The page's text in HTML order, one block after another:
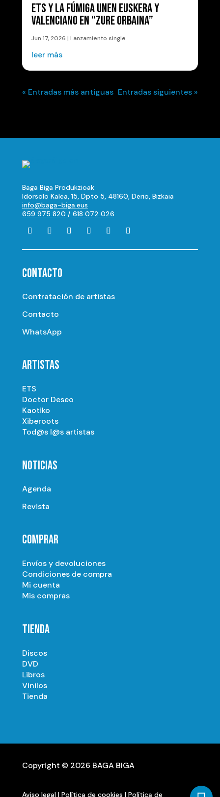
ETS Y LA FÚMIGA UNEN EUSKERA Y
VALENCIANO EN “ZURE ORBAINA”
Jun 17, 2026 | Lanzamiento single
leer más
« Entradas más antiguas Entradas siguientes »
Baga Biga Produkzioak
Idorsolo Kalea, 15, Dpto 5, 48160, Derio, Bizkaia
info@baga-biga.eus
659 975 820 / 618 072 026
CONTACTO
Contratación de artistas
Contacto
WhatsApp
ARTISTAS
ETS
Doctor Deseo
Kaotiko
Xiberoots
Tod@s l@s artistas
NOTICIAS
Agenda
Revista
COMPRAR
Envíos y devoluciones
Condiciones de compra
Mi cuenta
Mis compras
TIENDA
Discos
DVD
Libros
Vinilos
Tienda
Copyright © 2026 BAGA BIGA
Aviso legal| Política de cookies | Política de